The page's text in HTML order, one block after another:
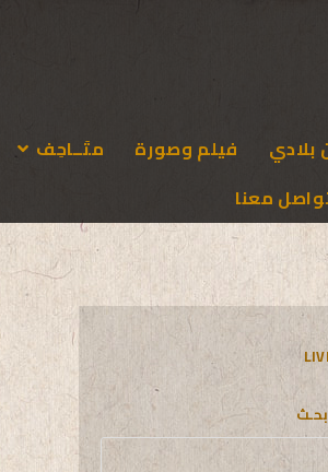
بلادي فيلم وصورة
متَــاحِف
معنا